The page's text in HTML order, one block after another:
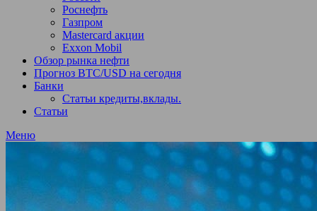
Роснефть
Газпром
Mastercard акции
Exxon Mobil
Обзор рынка нефти
Прогноз BTC/USD на сегодня
Банки
Статьи кредиты,вклады.
Статьи
Меню